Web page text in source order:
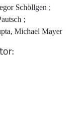
Schöllgen ;
;
Michael Mayer